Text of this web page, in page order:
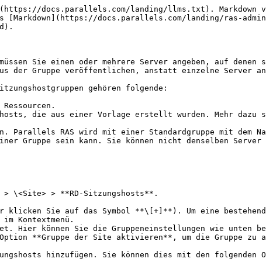
**Aufgaben** > **Veröffentlichte Ressourcen anzeigen** klicken). Weitere Informationen finden Sie unter [**Anzeigen von über RD-Sitzungshosts veröffentlichten Ressourcen**](https://download.parallels.com/ras/v19/docs/de_DE/Parallels-RAS-19-Administrators-Guide/43374.htm).

**Verschieben eines RD-Sitzungshosts in eine andere Gruppe**

So verschieben Sie einen RD-Sitzungshost von einer Gruppe in eine andere:

1. Navigieren Sie in der RAS-Konsole zu **Serverfarm** > \<Site> > **RD-Sitzungshosts**.
2. Wählen Sie einen RD-Sitzungshost aus.
3. Klicken Sie auf **Aufgaben** > **Der Gruppe zuweisen** oder klicken Sie mit der rechten Maustaste auf den RD-Sitzungshost und wählen Sie dann im Kontextmenü **Der Gruppe zuweisen** aus.
4. Im Dialogfeld **Der Gruppe zuweisen** wählen Sie dann die gewünschte Gruppe aus.
5. **Hinweis:** Die Einstellungen der neuen Gruppe werden auf den RD-Sitzungshost angewandt.

**Automatische Skalierung**

Die Einstellungen auf der Registerkarte **Automatische Skalierung** bestimmen, wie RD-Sitzungshosts aus der angegebenen Vorlage erstellt werden. Diese Einstellungen werden nachstehend beschrieben.

**Minimale Anzahl von Servern, die der Gruppe aus der Vorlage hinzugefügt werden sollen:** Gibt die Mindestzahl der Server an, die der Gruppe automatisch hinzugefügt werden, wenn die Vorlage der Gruppe zugewiesen wird. Diese Anzahl von Servern verbleibt in der Gruppe, unabhängig von der Auslastung.

**Maximale Anzahl von Servern, die der Gruppe aus der Vorlage hinzugefügt werden sollen**: Mit dieser Option können Sie festlegen, wie viele Server insgesamt der Gruppe aus der Vorlage hinzugefügt werden können. Eine Vorlage kann von mehreren Gruppen genutzt werden. Indem Sie für jede Gruppe ein Limit festlegen, können Sie sicherstellen, dass die Gesamtzahl der Server aller Gruppen das Vorlagenlimit nicht überschreitet. Beachten Sie die folgenden Beispiele:

* Wenn die Vorlage von einer einzelnen Gruppe verwendet wird, kann diese Anzahl bis zur Einstellung Maximale Gast-VMs“ der Vorlage reichen.
* Wenn zwei oder mehr Gruppen dieselbe Vorlage verwenden, dann muss die kombinierte Anzahl aus allen Gruppen kleiner oder gleich der Maximale Gast-VMs“-Einstellung der Vorlage sein.

Wenn Sie eine Gruppe speichern, wird eine Überprüfung unter Berücksichtigung der anderen Gruppen (falls vorhanden) durchgeführt und Sie erhalten eine Fehlermeldung, wenn die Anzahl nicht stimmt. Hinweis: Wenn ein Server aufgrund eines Fehlers nicht auf Anfrage erstellt werden kann, wird ein Vorlagenfehler“-Ereignis ausgelöst und der Administrator erhält eine Warnmeldung.

**Server über die Vorlage hinzufügen, wenn der Workload über (%) liegt**: Gibt einen Arbeitslast-Schwellenwert in Prozent an. Wenn die tatsächliche Arbeitslast über diesem Wert liegt, werden ein oder mehrere neue Server erstellt und der Gruppe hinzugefügt (falls nicht bereits verfügbar). Der Prozentsatz der Gruppen-Arbeitslast wird nach folgender Formel berechnet:

Gruppen-Arbeitslast = (Aktuelle Sitzungen / Session-Limit) \* 100

In der obigen Formel gilt:

* Aktuelle Sitzungen ist die Gesamtzahl aller Sitzungen auf allen Servern der Gruppe. Dazu gehören statische (eigenständige) Server und aus der Vorlage erstellte Server (Gast-VMs). Beachten Sie, dass Server, die deaktiviert sind, sich im Drain-Modus befinden oder den Agent-Status Nicht überprüft“ haben, nicht in die Berechnung